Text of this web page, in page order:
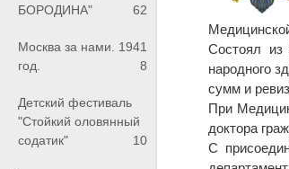
БОРОДИНА"
62
Москва за нами. 1941
год.
8
Детский фестиваль
"Стойкий оловянный
содатик"
10
Состоял из
народного
сумм и
При
доктора
С